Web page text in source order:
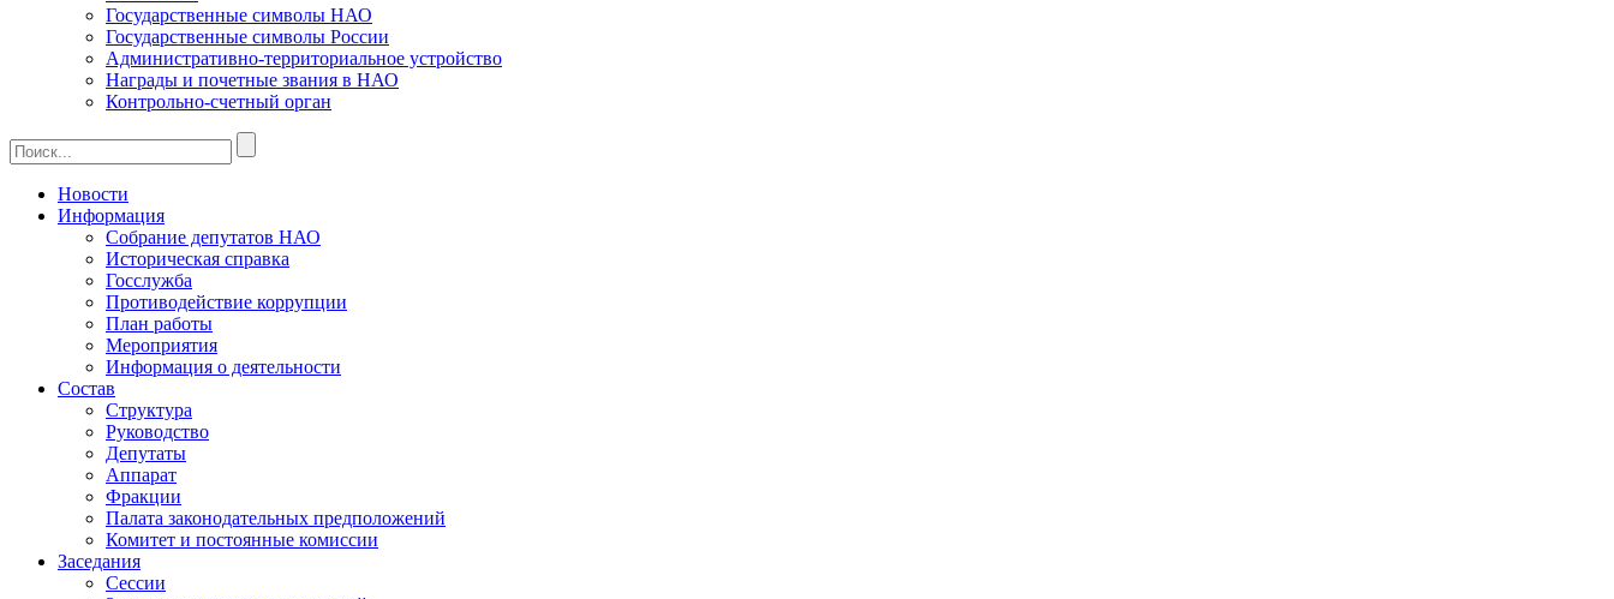
Государственные символы НАО
Государственные символы России
Административно-территориальное устройство
Награды и почетные звания в НАО
Контрольно-счетный орган
Новости
Информация
Собрание депутатов НАО
Историческая справка
Госслужба
Противодействие коррупции
План работы
Мероприятия
Информация о деятельности
Состав
Структура
Руководство
Депутаты
Аппарат
Фракции
Палата законодательных предположений
Комитет и постоянные комиссии
Заседания
Сессии